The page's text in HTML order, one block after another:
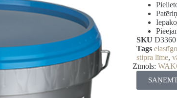
SKU D3360
Tags
stipra līme,
Zīmols: